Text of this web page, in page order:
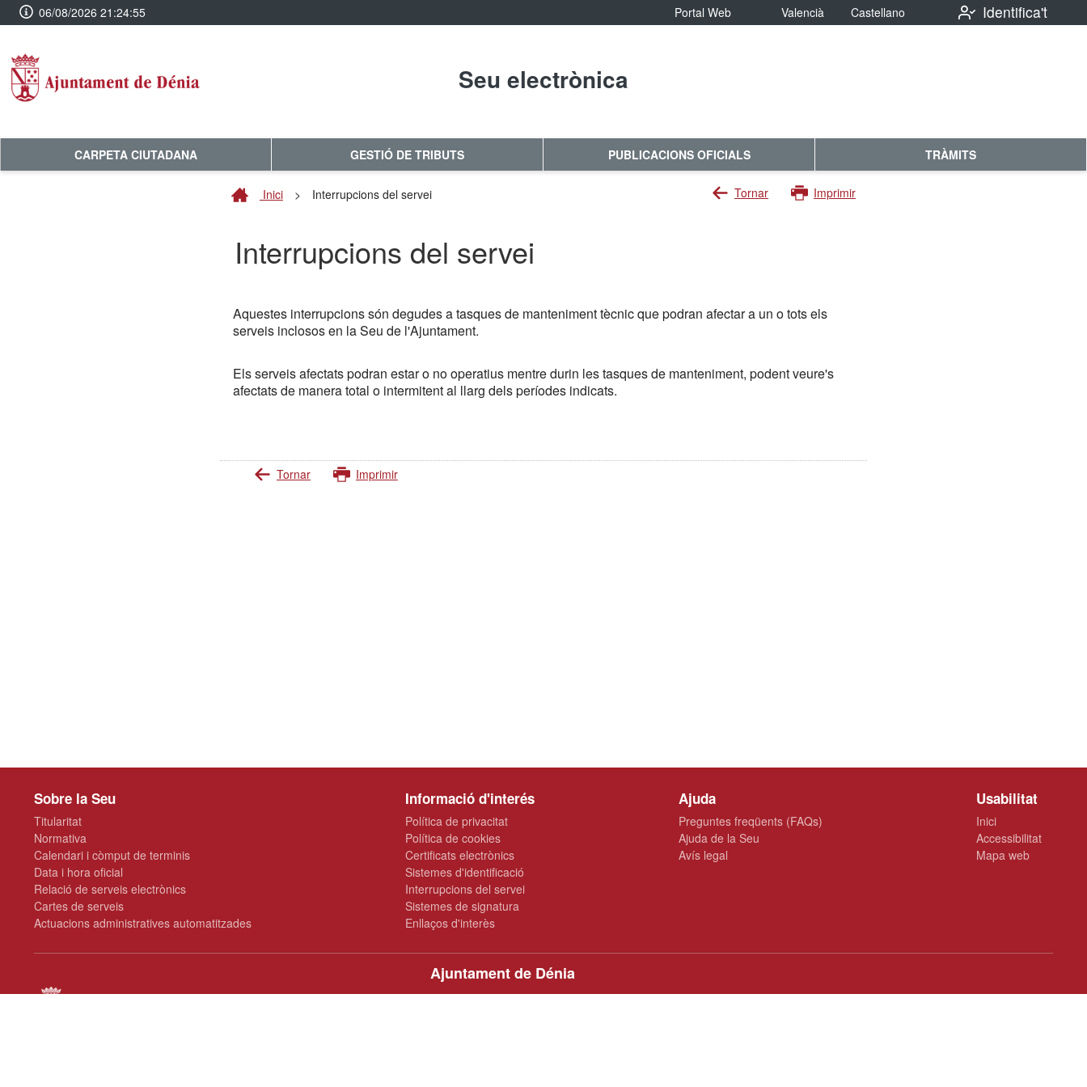
06/08/2026 21:24:55 Portal Web Valencià Castellano Identifica't
Seu electrònica
CARPETA CIUTADANA GESTIÓ DE TRIBUTS PUBLICACIONS OFICIALS TRÀMITS
Inici > Interrupcions del servei Tornar Imprimir
Interrupcions del servei
Aquestes interrupcions són degudes a tasques de manteniment tècnic que podran afectar a un o tots els
serveis inclosos en la Seu de l'Ajuntament.
Els serveis afectats podran estar o no operatius mentre durin les tasques de manteniment, podent veure's
afectats de manera total o intermitent al llarg dels períodes indicats.
Tornar Imprimir
Sobre la Seu
Titularitat
Normativa
Calendari i còmput de terminis
Data i hora oficial
Relació de serveis electrònics
Cartes de serveis
Actuacions administratives automatitzades
Informació d'interés
Política de privacitat
Política de cookies
Certificats electrònics
Sistemes d'identificació
Interrupcions del servei
Sistemes de signatura
Enllaços d'interès
Ajuda
Preguntes freqüents (FAQs)
Ajuda de la Seu
Avís legal
Usabilitat
Inici
Accessibilitat
Mapa web
Ajuntament de Dénia